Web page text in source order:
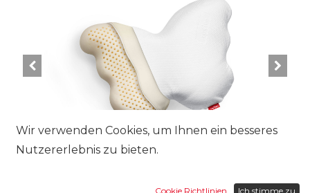
Wir verwenden Cookies, um Ihnen ein besseres
Nutzererlebnis zu bieten.
Cookie Richtlinien Ich stimme zu